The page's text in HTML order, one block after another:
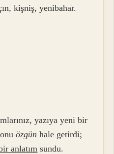
kişniş, yenibahar.
yazıya yeni bir
onuözgün hale getirdi;
anlatım sundu.